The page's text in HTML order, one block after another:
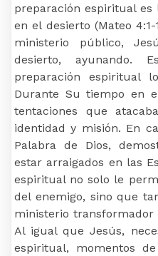
preparación espiritual
en el desierto (Mateo
ministerio público,
desierto, ayunando.
preparación espiritual
Durante Su tiempo en
tentaciones que
identidad y misión. En
Palabra de Dios,
estar arraigados en las
espiritual no solo le
del enemigo, sino que
ministerio transformador
Al igual que Jesús,
espiritual, momentos